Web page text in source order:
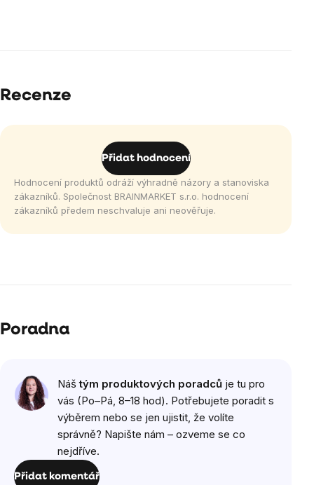
Recenze
Přidat hodnocení
Hodnocení produktů odráží výhradně názory a stanoviska
zákazníků. Společnost BRAINMARKET s.r.o. hodnocení
zákazníků předem neschvaluje ani neověřuje.
Poradna
Náštým produktových poradců je tu pro
vás (Po–Pá, 8–18 hod). Potřebujete poradit s
výběrem nebo se jen ujistit, že volíte
správně? Napište nám – ozveme se co
nejdříve.
Přidat komentář